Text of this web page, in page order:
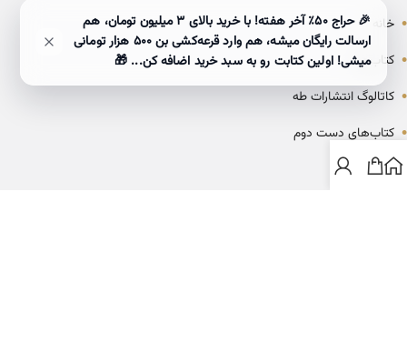
• خانه
• کتاب‌ها
• کاتالوگ انتشارات طه
• کتاب‌های دست دوم
• بلاگ
🎉 حراج ۵۰٪ آخر هفته! با خرید بالای 3 میلیون تومان، هم
ارسالت رایگان میشه، هم وارد قرعه‌کشی بن ۵۰۰ هزار تومانی
میشی! اولین کتابت رو به سبد خرید اضافه کن... 🎁